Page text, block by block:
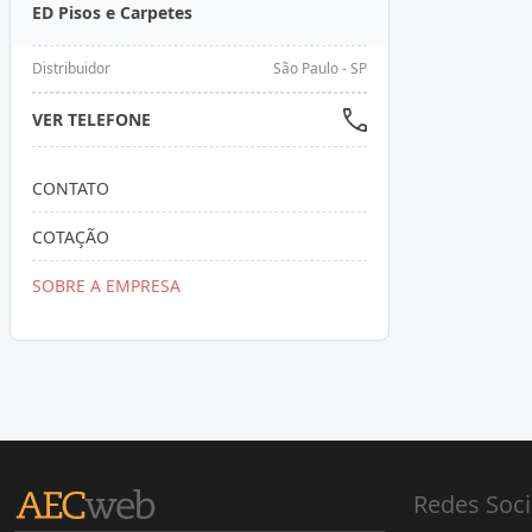
ED Pisos e Carpetes
Distribuidor São Paulo - SP
VER TELEFONE
CONTATO
COTAÇÃO
SOBRE A EMPRESA
Redes